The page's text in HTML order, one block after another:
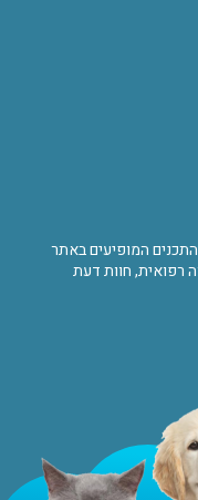
התכנים המופיעים באתר
רפואית, חוות דעת